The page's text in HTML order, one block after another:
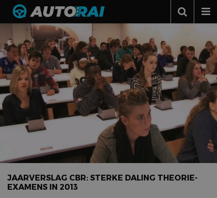
Autonieuws
Podcast
Autotests
Automerken
Adverteren
Contact
JAARVERSLAG CBR: STERKE DALING THEORIE-
EXAMENS IN 2013